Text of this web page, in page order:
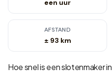
een uur
AFSTAND
± 93 km
Hoe snel is een slotenmaker in